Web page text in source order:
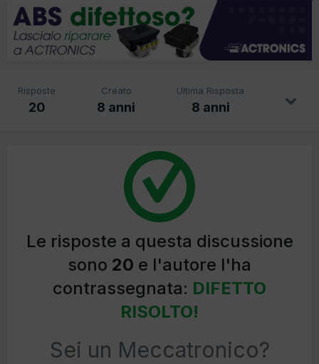
Risposte
20
Creato
8 anni
Ultima Risposta
8 anni
Le risposte a questa discussione
sono 20 e l'autore l'ha
contrassegnata: DIFETTO
RISOLTO!
Sei un Meccatronico?